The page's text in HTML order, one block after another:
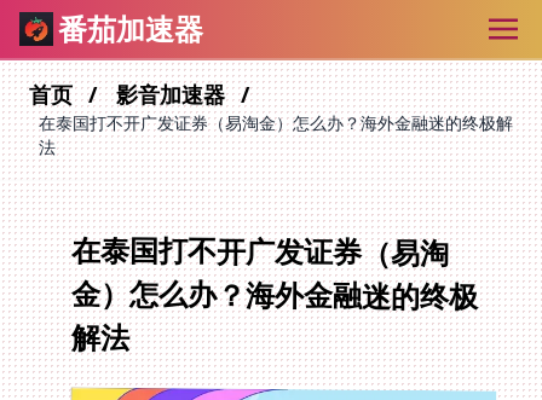
番茄加速器
首页 影音加速器
在泰国打不开广发证券（易淘金）怎么办？海外金融迷的终极解
法
在泰国打不开广发证券（易淘
金）怎么办？海外金融迷的终极
解法